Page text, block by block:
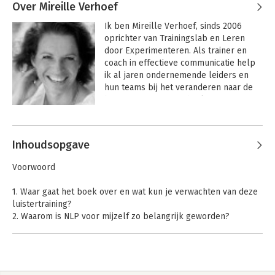
Over Mireille Verhoef
Ik ben Mireille Verhoef, sinds 2006
oprichter van Trainingslab en Leren
door Experimenteren. Als trainer en
coach in effectieve communicatie help
ik al jaren ondernemende leiders en
hun teams bij het veranderen naar de
Daarvoor werkte ik een kleine 10 jaar
intercedent bij Dactylo uitzendburo (nu
Randstad). Dit heeft mij ook gevormd
tot wie ik ben geworden in combinatie
natuurlijk met mijn opvoeding en mijn
jeugd.
beweging te zetten om te worden wie
Inhoudsopgave
Voorwoord
1. Waar gaat het boek over en wat kun je verwachten van deze
luistertraining?
2. Waarom is NLP voor mijzelf zo belangrijk geworden?